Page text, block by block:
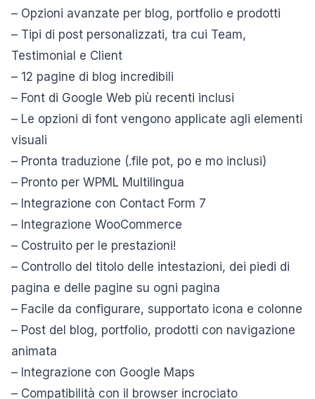
– Opzioni avanzate per blog, portfolio e prodotti
– Tipi di post personalizzati, tra cui Team,
Testimonial e Client
– 12 pagine di blog incredibili
– Font di Google Web più recenti inclusi
– Le opzioni di font vengono applicate agli elementi
visuali
– Pronta traduzione (.file pot, po e mo inclusi)
– Pronto per WPML Multilingua
– Integrazione con Contact Form 7
– Integrazione WooCommerce
– Costruito per le prestazioni!
– Controllo del titolo delle intestazioni, dei piedi di
pagina e delle pagine su ogni pagina
– Facile da configurare, supportato icona e colonne
– Post del blog, portfolio, prodotti con navigazione
animata
– Integrazione con Google Maps
– Compatibilità con il browser incrociato